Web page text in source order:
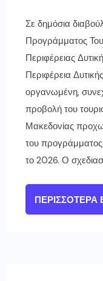
Σε δημόσια
Προγράμματος
Περιφέρειας
Περιφέρεια
οργανωμένη,
προβολή του
Μακεδονίας
του
το 2026. Ο
ΠΕΡΙΣΣΌΤΕΡΑ